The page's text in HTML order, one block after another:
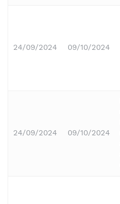
24/09/2024 09/10/2024
24/09/2024 09/10/2024